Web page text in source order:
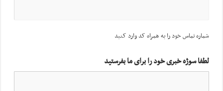
شماره تماس خود را به همراه کد وارد کنید
لطفا سوژه خبری خود را برای ما بفرستید